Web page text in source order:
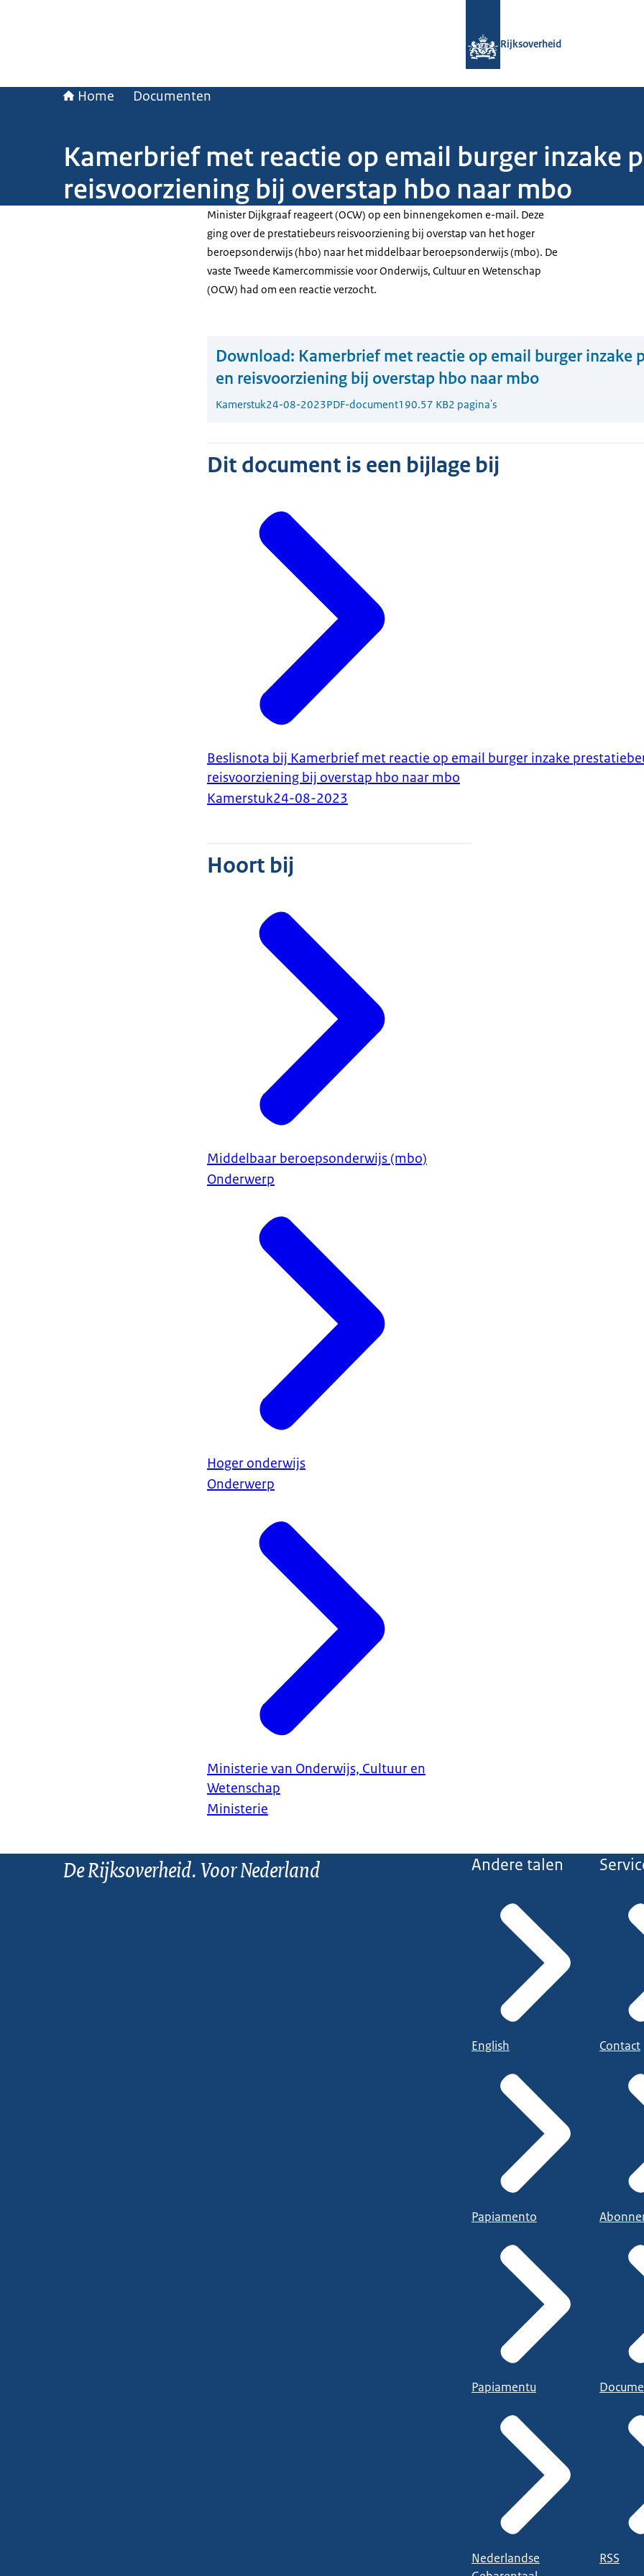
Rijksoverheid
Home Documenten
Kamerbrief met reactie op email burger inzake
reisvoorziening bij overstap hbo naar mbo
Minister Dijkgraaf reageert (OCW) op een binnengekomen e-mail. Deze
ging over de prestatiebeurs reisvoorziening bij overstap van het hoger
beroepsonderwijs (hbo) naar het middelbaar beroepsonderwijs (mbo). De
vaste Tweede Kamercommissie voor Onderwijs, Cultuur en Wetenschap
(OCW) had om een reactie verzocht.
Download: Kamerbrief met reactie op email burger inzake
en reisvoorziening bij overstap hbo naar mbo
Kamerstuk24-08-2023PDF-document190.57 KB2 pagina's
Dit document is een bijlage bij
Beslisnota bij Kamerbrief met reactie op email burger inzake
reisvoorziening bij overstap hbo naar mbo
Kamerstuk24-08-2023
Hoort bij
Middelbaar beroepsonderwijs (mbo)
Onderwerp
Hoger onderwijs
Onderwerp
Ministerie van Onderwijs, Cultuur en
Wetenschap
Ministerie
De Rijksoverheid. Voor Nederland Andere talen
English
Papiamento
Papiamentu
Nederlandse
Contact
RSS